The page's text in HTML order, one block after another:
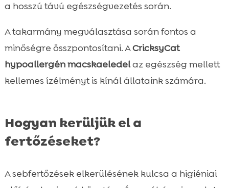
a hosszú távú egészségvezetés során.
A takarmány megválasztása során fontos a
minőségre összpontosítani. ACricksyCat
hypoallergén macskaeledelaz egészség mellett
kellemes ízélményt is kínál állataink számára.
Hogyan kerüljük el a
fertőzéseket?
A sebfertőzések elkerülésének kulcsa a higiéniai